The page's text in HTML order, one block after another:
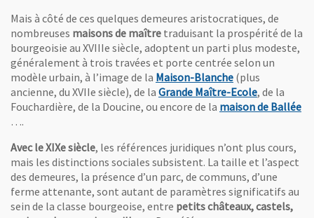
Mais à côté de ces quelques demeures aristocratiques, de
nombreuses maisons de maître traduisant la prospérité de la
bourgeoisie au XVIIIe siècle, adoptent un parti plus modeste,
généralement à trois travées et porte centrée selon un
modèle urbain, à l’image de la Maison-Blanche, Ouvre une
(plus
ancienne, du XVIIe siècle), de la Grande Maître-Ecole, Ouvre
, de la
Fouchardière, de la Doucine, ou encore de la maison de Ballée,
….
Avec le XIXe siècle, les références juridiques n’ont plus cours,
mais les distinctions sociales subsistent. La taille et l’aspect
des demeures, la présence d’un parc, de communs, d’une
ferme attenante, sont autant de paramètres significatifs au
sein de la classe bourgeoise, entre petits châteaux, castels,